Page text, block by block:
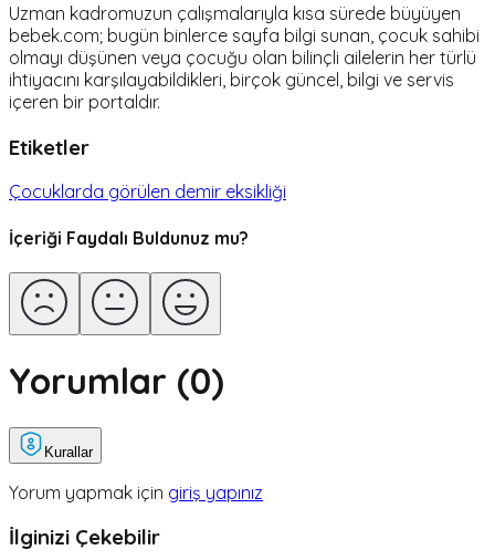
Uzman kadromuzun çalışmalarıyla kısa sürede büyüyen
bebek.com; bugün binlerce sayfa bilgi sunan, çocuk sahibi
olmayı düşünen veya çocuğu olan bilinçli ailelerin her türlü
ihtiyacını karşılayabildikleri, birçok güncel, bilgi ve servis
içeren bir portaldır.
Etiketler
Çocuklarda görülen demir eksikliği
İçeriği Faydalı Buldunuz mu?
Yorumlar (0)
Kurallar
Yorum yapmak için giriş yapınız
İlginizi Çekebilir